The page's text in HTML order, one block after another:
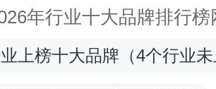
年行业十大品牌排行
上榜十大品牌 （4个行业